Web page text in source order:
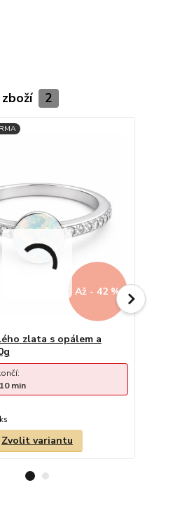
2
Až - 42 %
zlata s opálem a
10min
Zvolit variantu